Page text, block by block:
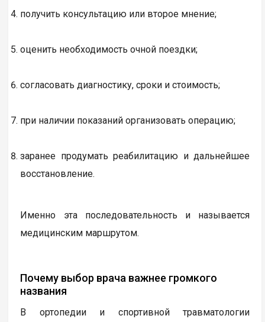
получить консультацию или второе мнение;
оценить необходимость очной поездки;
согласовать диагностику, сроки и стоимость;
при наличии показаний организовать операцию;
заранее продумать реабилитацию и дальнейшее
восстановление.
Именно эта последовательность и называется
медицинским маршрутом.
Почему выбор врача важнее громкого
названия
В ортопедии и спортивной травматологии